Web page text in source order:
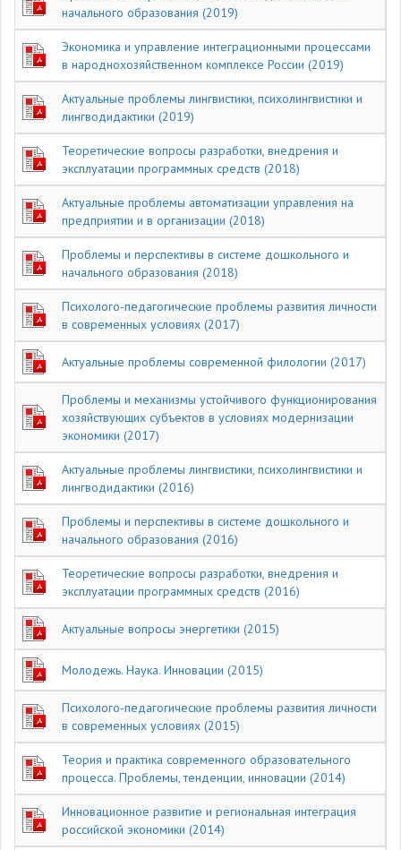
начального образования (2019)
Экономика и управление интеграционными процессами
в народнохозяйственном комплексе России (2019)
Актуальные проблемы лингвистики, психолингвистики и
лингводидактики (2019)
Теоретические вопросы разработки, внедрения и
эксплуатации программных средств (2018)
Актуальные проблемы автоматизации управления на
предприятии и в организации (2018)
Проблемы и перспективы в системе дошкольного и
начального образования (2018)
Психолого-педагогические проблемы развития личности
в современных условиях (2017)
Актуальные проблемы современной филологии (2017)
Проблемы и механизмы устойчивого функционирования
хозяйствующих субъектов в условиях модернизации
экономики (2017)
Актуальные проблемы лингвистики, психолингвистики и
лингводидактики (2016)
Проблемы и перспективы в системе дошкольного и
начального образования (2016)
Теоретические вопросы разработки, внедрения и
эксплуатации программных средств (2016)
Актуальные вопросы энергетики (2015)
Молодежь. Наука. Инновации (2015)
Психолого-педагогические проблемы развития личности
в современных условиях (2015)
Теория и практика современного образовательного
процесса. Проблемы, тенденции, инновации (2014)
Инновационное развитие и региональная интеграция
российской экономики (2014)